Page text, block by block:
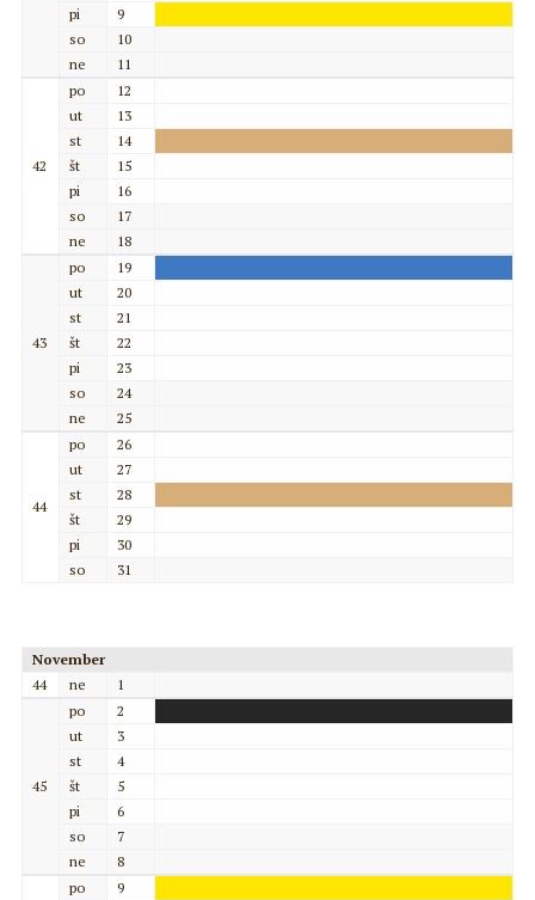
pi
9
so
10
ne
11
42
po
12
ut
13
st
14
št
15
pi
16
so
17
ne
18
43
po
19
ut
20
st
21
št
22
pi
23
so
24
ne
25
44
po
26
ut
27
st
28
št
29
pi
30
so
31
November
44
ne 1
45
po
2
ut
3
st
4
št
5
pi
6
so
7
ne
8
po
9